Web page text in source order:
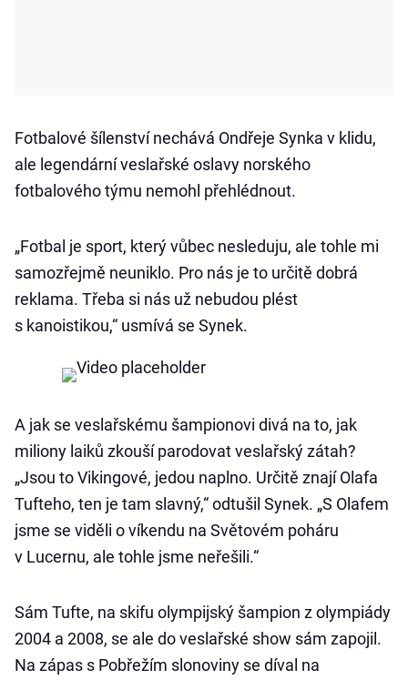
Fotbalové šílenství nechává Ondřeje Synka v klidu,
ale legendární veslařské oslavy norského
fotbalového týmu nemohl přehlédnout.
„Fotbal je sport, který vůbec nesleduju, ale tohle mi
samozřejmě neuniklo. Pro nás je to určitě dobrá
reklama. Třeba si nás už nebudou plést
s kanoistikou,“ usmívá se Synek.
A jak se veslařskému šampionovi divá na to, jak
miliony laiků zkouší parodovat veslařský zátah?
„Jsou to Vikingové, jedou naplno. Určitě znají Olafa
Tufteho, ten je tam slavný,“ odtušil Synek. „S Olafem
jsme se viděli o víkendu na Světovém poháru
v Lucernu, ale tohle jsme neřešili.“
Sám Tufte, na skifu olympijský šampion z olympiády
2004 a 2008, se ale do veslařské show sám zapojil.
Na zápas s Pobřežím slonoviny se díval na